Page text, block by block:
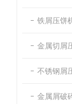
铁屑压饼
金属切屑
不锈钢屑
金属屑破